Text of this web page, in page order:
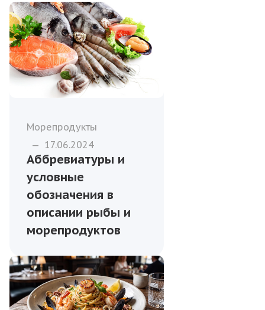
Морепродукты
— 17.06.2024
Аббревиатуры и
условные
обозначения в
описании рыбы и
морепродуктов